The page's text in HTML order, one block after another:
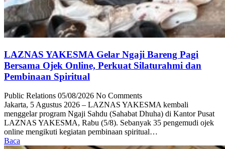
LAZNAS YAKESMA Gelar Ngaji Bareng Pagi
Bersama Ojek Online, Perkuat Silaturahmi dan
Pembinaan Spiritual
Public Relations 05/08/2026 No Comments
Jakarta, 5 Agustus 2026 – LAZNAS YAKESMA kembali
menggelar program Ngaji Sahdu (Sahabat Dhuha) di Kantor Pusat
LAZNAS YAKESMA, Rabu (5/8). Sebanyak 35 pengemudi ojek
online mengikuti kegiatan pembinaan spiritual…
Baca